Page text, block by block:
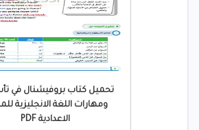
تحميل كتاب بروفيشنال في
ومهارات اللغة الانجليزية
الاعدادية PDF